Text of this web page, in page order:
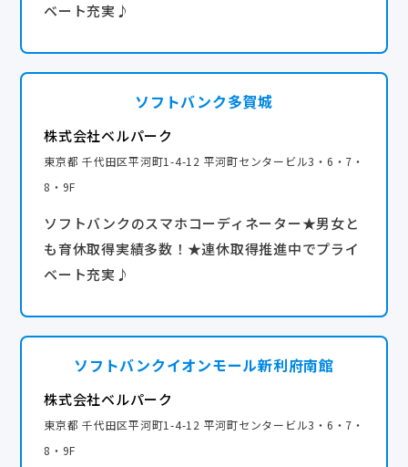
ベート充実♪
ソフトバンク多賀城
株式会社ベルパーク
東京都 千代田区平河町1-4-12 平河町センタービル3・6・7・
8・9F
ソフトバンクのスマホコーディネーター★男女と
も育休取得実績多数！★連休取得推進中でプライ
ベート充実♪
ソフトバンクイオンモール新利府南館
株式会社ベルパーク
東京都 千代田区平河町1-4-12 平河町センタービル3・6・7・
8・9F